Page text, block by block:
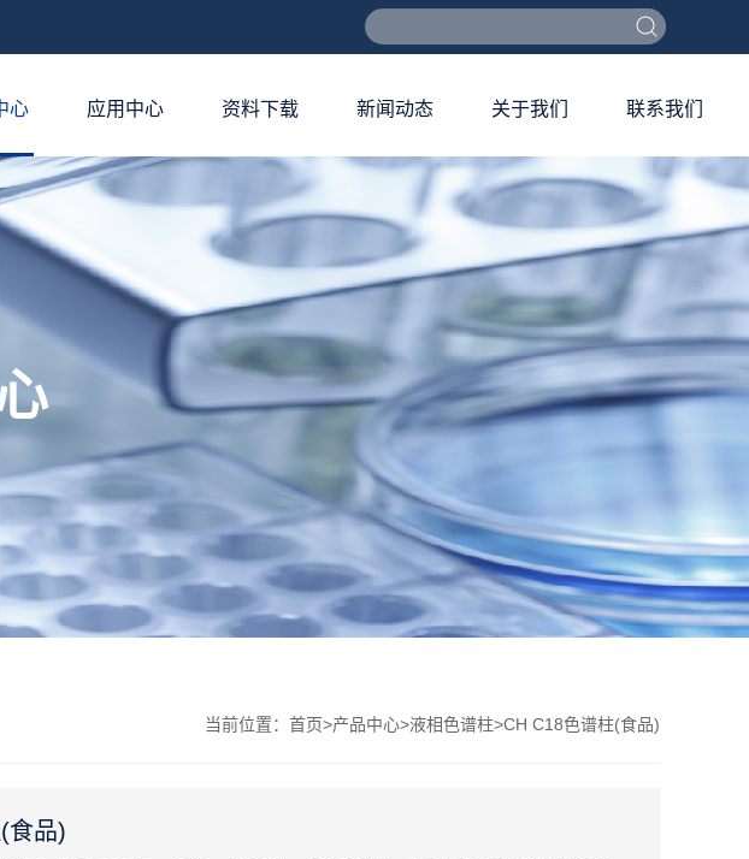
心 应用中心 资料下载 新闻动态 关于我们 联系我们
当前位置： 首页>产品中心>液相色谱柱>CH C18色谱柱(食品)
食品)